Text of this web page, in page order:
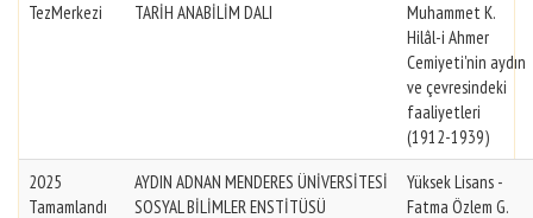
TezMerkezi
TARİH ANABİLİM DALI
Muhammet K.
Hilâl-i Ahmer
Cemiyeti'nin aydın
ve çevresindeki
faaliyetleri
(1912-1939)
2025
Tamamlandı
AYDIN ADNAN MENDERES ÜNİVERSİTESİ
SOSYAL BİLİMLER ENSTİTÜSÜ
Yüksek Lisans -
Fatma Özlem G.